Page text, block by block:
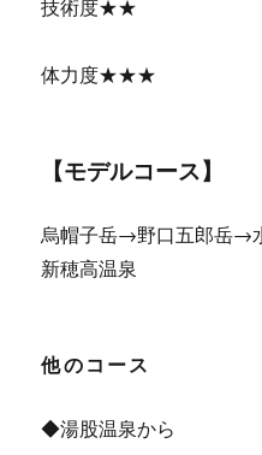
技術度★★
体力度★★★
【モデルコース】
烏帽子岳→野口五郎岳
新穂高温泉
他のコース
◆湯股温泉から